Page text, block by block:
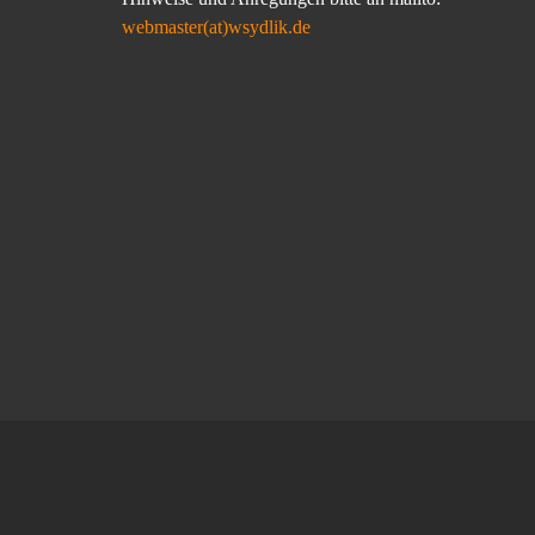
webmaster(at)wsydlik.de